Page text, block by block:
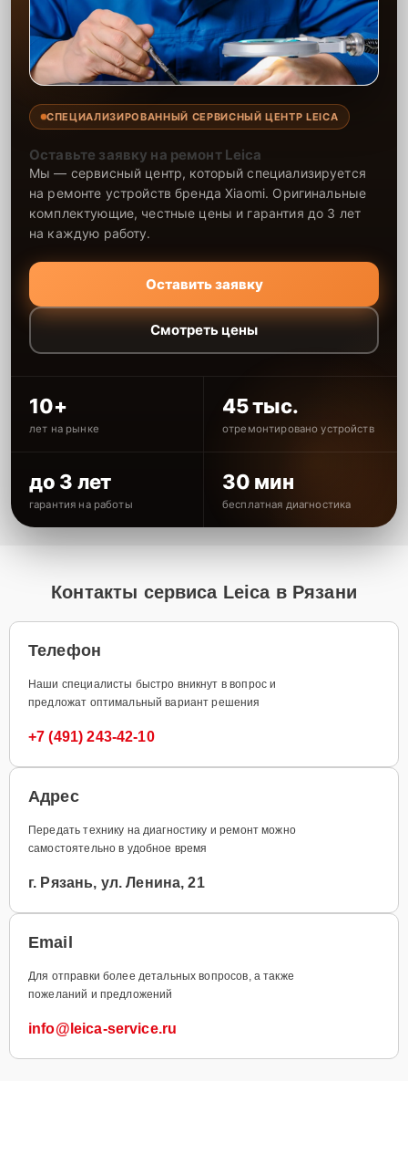
СПЕЦИАЛИЗИРОВАННЫЙ СЕРВИСНЫЙ ЦЕНТР LEICA
Оставьте заявку на ремонт Leica
Мы — сервисный центр, который специализируется
на ремонте устройств бренда Xiaomi. Оригинальные
комплектующие, честные цены и гарантия до 3 лет
на каждую работу.
Оставить заявку
Смотреть цены
10+
лет на рынке
45 тыс.
отремонтировано устройств
до 3 лет
гарантия на работы
30 мин
бесплатная диагностика
Контакты сервиса Leica в Рязани
Телефон
Наши специалисты быстро вникнут в вопрос и
предложат оптимальный вариант решения
+7 (491) 243-42-10
Адрес
Передать технику на диагностику и ремонт можно
самостоятельно в удобное время
г. Рязань, ул. Ленина, 21
Email
Для отправки более детальных вопросов, а также
пожеланий и предложений
info@leica-service.ru